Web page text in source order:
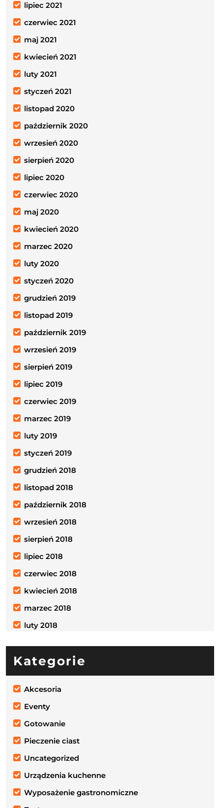
lipiec 2021
czerwiec 2021
maj 2021
kwiecień 2021
luty 2021
styczeń 2021
listopad 2020
październik 2020
wrzesień 2020
sierpień 2020
lipiec 2020
czerwiec 2020
maj 2020
kwiecień 2020
marzec 2020
luty 2020
styczeń 2020
grudzień 2019
listopad 2019
październik 2019
wrzesień 2019
sierpień 2019
lipiec 2019
czerwiec 2019
marzec 2019
luty 2019
styczeń 2019
grudzień 2018
listopad 2018
październik 2018
wrzesień 2018
sierpień 2018
lipiec 2018
czerwiec 2018
kwiecień 2018
marzec 2018
luty 2018
Kategorie
Akcesoria
Eventy
Gotowanie
Pieczenie ciast
Uncategorized
Urządzenia kuchenne
Wyposażenie gastronomiczne